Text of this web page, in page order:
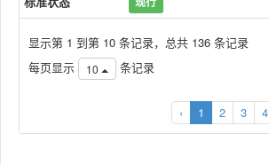
显示第 1 到第 10 条记录，总共 136 条记录
每页显示
10 条记录
‹ 1 2 3 4